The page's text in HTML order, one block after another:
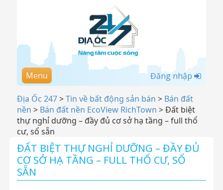
Menu Đăng nhập
Địa Ốc 247>Tin về bất động sản bán > Bán đất
nền > Bán đất nền EcoView RichTown >Đất biệt
thự nghỉ dưỡng – đầy đủ cơ sở hạ tầng – full thổ
cư, sổ sẵn
ĐẤT BIỆT THỰ NGHỈ DƯỠNG – ĐẦY ĐỦ
CƠ SỞ HẠ TẦNG – FULL THỔ CƯ, SỔ
SẴN